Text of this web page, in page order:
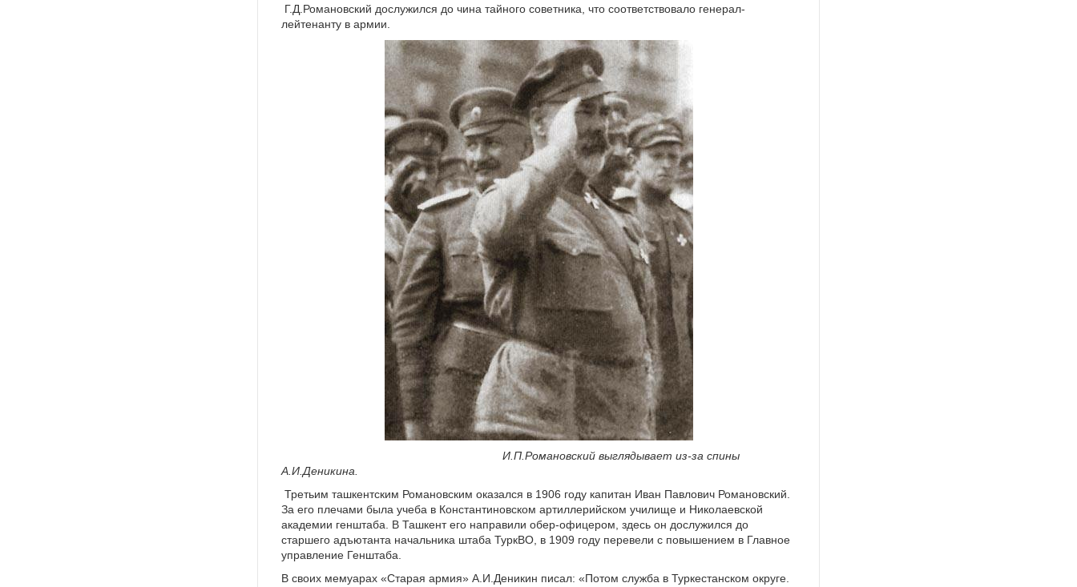
Г.Д.Романовский дослужился до чина тайного советника, что соответствовало генерал-
лейтенанту в армии.
И.П.Романовский выглядывает из-за спины
А.И.Деникина.
Третьим ташкентским Романовским оказался в 1906 году капитан Иван Павлович Романовский.
За его плечами была учеба в Константиновском артиллерийском училище и Николаевской
академии генштаба. В Ташкент его направили обер-офицером, здесь он дослужился до
старшего адъютанта начальника штаба ТуркВО, в 1909 году перевели с повышением в Главное
управление Генштаба.
В своих мемуарах «Старая армия» А.И.Деникин писал: «Потом служба в Туркестанском округе.